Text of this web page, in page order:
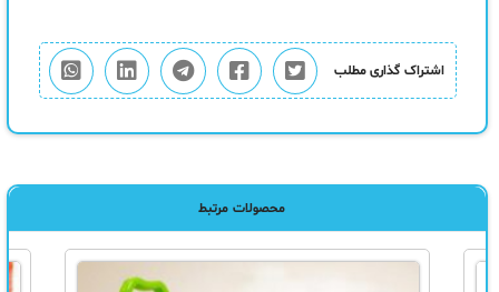
اشتراک گذاری مطلب
محصولات مرتبط